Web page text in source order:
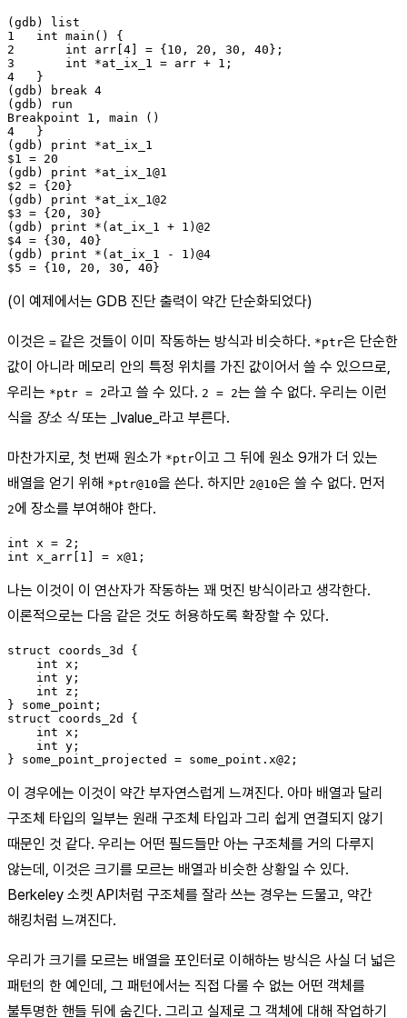
(gdb) list
1   int main() {
2       int arr[4] = {10, 20, 30, 40};
3       int *at_ix_1 = arr + 1;
4   }
(gdb) break 4
(gdb) run
Breakpoint 1, main ()
4   }
(gdb) print *at_ix_1
$1 = 20
(gdb) print *at_ix_1@1
$2 = {20}
(gdb) print *at_ix_1@2
$3 = {20, 30}
(gdb) print *(at_ix_1 + 1)@2
$4 = {30, 40}
(gdb) print *(at_ix_1 - 1)@4
(이 예제에서는 GDB 진단 출력이 약간 단순화되었다)
이것은 = 같은 것들이 이미 작동하는 방식과 비슷하다. *ptr은 단순한
값이 아니라 메모리 안의 특정 위치를 가진 값이어서 쓸 수 있으므로,
우리는 *ptr = 2라고 쓸 수 있다. 2 = 2는 쓸 수 없다. 우리는 이런
식을 장소 식또는 _lvalue_라고 부른다.
마찬가지로, 첫 번째 원소가 *ptr이고 그 뒤에 원소 9개가 더 있는
배열을 얻기 위해 *ptr@10을 쓴다. 하지만 2@10은 쓸 수 없다. 먼저
2에 장소를 부여해야 한다.
int x = 2;
나는 이것이 이 연산자가 작동하는 꽤 멋진 방식이라고 생각한다.
이론적으로는 다음 같은 것도 허용하도록 확장할 수 있다.
struct coords_3d {
    int x;
    int y;
    int z;
} some_point;
struct coords_2d {
    int x;
    int y;
이 경우에는 이것이 약간 부자연스럽게 느껴진다. 아마 배열과 달리
구조체 타입의 일부는 원래 구조체 타입과 그리 쉽게 연결되지 않기
때문인 것 같다. 우리는 어떤 필드들만 아는 구조체를 거의 다루지
않는데, 이것은 크기를 모르는 배열과 비슷한 상황일 수 있다.
Berkeley 소켓 API처럼 구조체를 잘라 쓰는 경우는 드물고, 약간
해킹처럼 느껴진다.
우리가 크기를 모르는 배열을 포인터로 이해하는 방식은 사실 더 넓은
패턴의 한 예인데, 그 패턴에서는 직접 다룰 수 없는 어떤 객체를
불투명한 핸들 뒤에 숨긴다. 그리고 실제로 그 객체에 대해 작업하기